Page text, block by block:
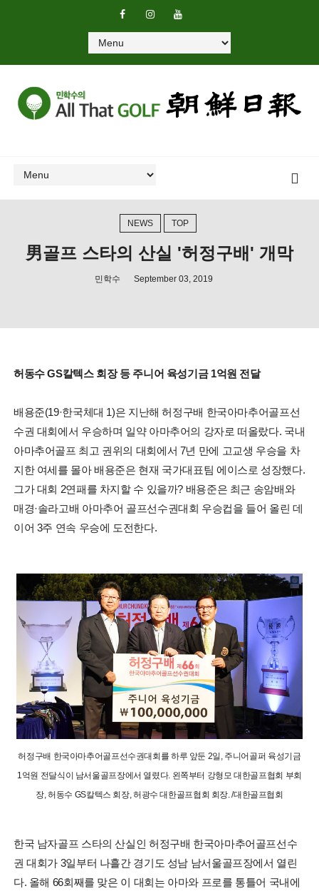
NEWS TOP
男골프 스타의 산실 '허정구배' 개막
민학수 September 03, 2019
허동수 GS칼텍스 회장 등 주니어 육성기금 1억원 전달
배용준(19·한국체대 1)은 지난해 허정구배 한국아마추어골프선
수권 대회에서 우승하며 일약 아마추어의 강자로 떠올랐다. 국내
아마추어골프 최고 권위의 대회에서 7년 만에 고교생 우승을 차
지한 여세를 몰아 배용준은 현재 국가대표팀 에이스로 성장했다.
그가 대회 2연패를 차지할 수 있을까? 배용준은 최근 송암배와
매경·솔라고배 아마추어 골프선수권대회 우승컵을 들어 올린 데
이어 3주 연속 우승에 도전한다.
허정구배 한국아마추어골프선수권대회를 하루 앞둔 2일, 주니어골퍼 육성기금
1억원 전달식이 남서울골프장에서 열렸다. 왼쪽부터 강형모 대한골프협회 부회
장, 허동수 GS칼텍스 회장, 허광수 대한골프협회 회장. /대한골프협회
한국 남자골프 스타의 산실인 허정구배 한국아마추어골프선수
권 대회가 3일부터 나흘간 경기도 성남 남서울골프장에서 열린
다. 올해 66회째를 맞은 이 대회는 아마와 프로를 통틀어 국내에